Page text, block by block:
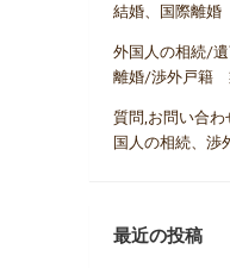
結婚、国際離婚
外国人の相続/
離婚/渉外戸籍
質問,お問い合
国人の相続、渉
最近の投稿